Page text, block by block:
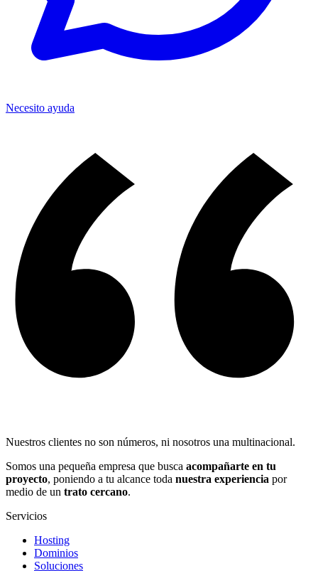
Necesito ayuda
Nuestros clientes no son números, ni nosotros una multinacional.
Somos una pequeña empresa que busca acompañarte en tu
proyecto, poniendo a tu alcance toda nuestra experiencia por
medio de un trato cercano.
Servicios
Hosting
Dominios
Soluciones